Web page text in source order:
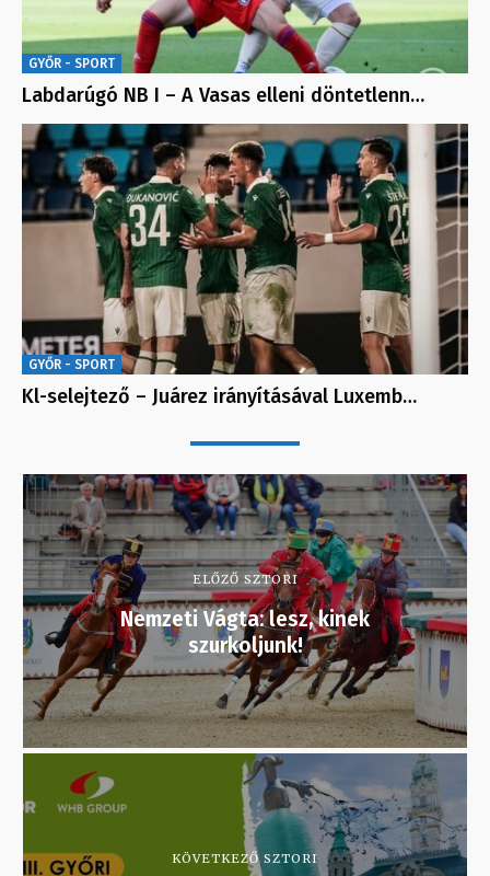
GYŐR - SPORT
Labdarúgó NB I – A Vasas elleni döntetlenn…
GYŐR - SPORT
Kl-selejtező – Juárez irányításával Luxemb…
ELŐZŐ SZTORI
Nemzeti Vágta: lesz, kinek
szurkoljunk!
KÖVETKEZŐ SZTORI